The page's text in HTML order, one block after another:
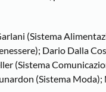
(Sistema
Dario Dalla
(Sistema
(Sistema